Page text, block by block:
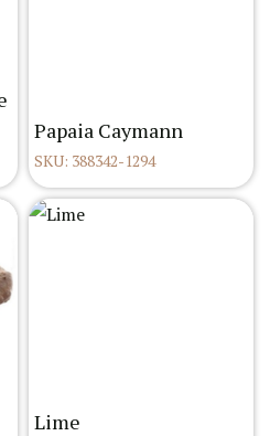
Papaia Caymann
SKU: 388342-1294
Lime